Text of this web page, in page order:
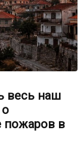
весь наш
пожаров в